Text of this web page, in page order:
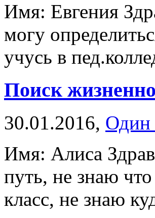
Имя: Евгения
могу
учусь в
Поиск
30.01.2016, Один
Имя: Алиса
путь, не знаю
класс, не знаю